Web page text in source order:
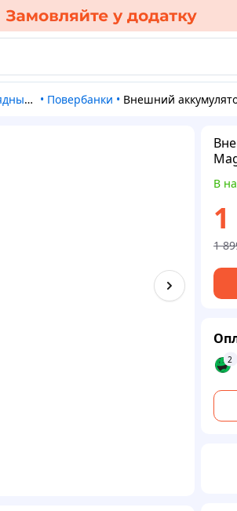
• Повербанки • Внешний аккумулятор VEGER MagOn 10000 mAh MagSafe PD QC3.0 20W
В
1
2